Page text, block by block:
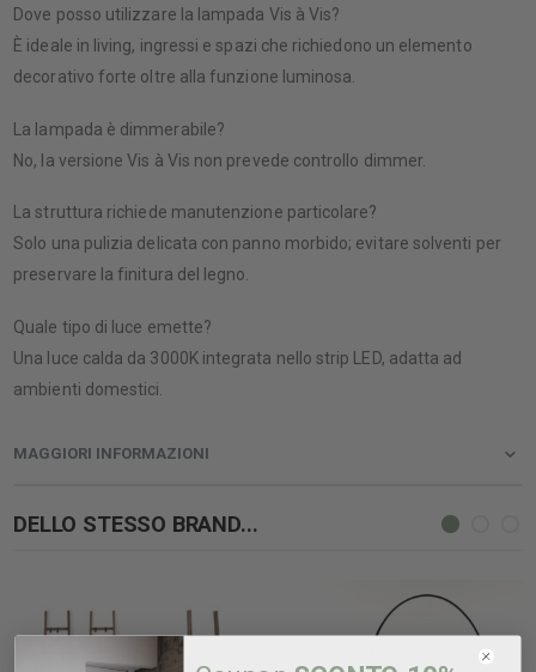
Dove posso utilizzare la lampada Vis à Vis?
È ideale in living, ingressi e spazi che richiedono un elemento
decorativo forte oltre alla funzione luminosa.
La lampada è dimmerabile?
No, la versione Vis à Vis non prevede controllo dimmer.
La struttura richiede manutenzione particolare?
Solo una pulizia delicata con panno morbido; evitare solventi per
preservare la finitura del legno.
Quale tipo di luce emette?
Una luce calda da 3000K integrata nello strip LED, adatta ad
ambienti domestici.
MAGGIORI INFORMAZIONI
DELLO STESSO BRAND...